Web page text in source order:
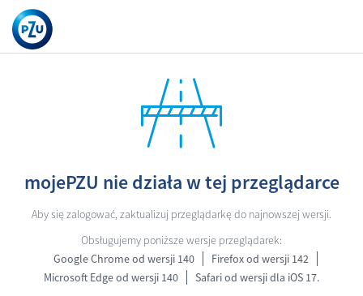
mojePZU nie działa w tej przeglądarce
Aby się zalogować, zaktualizuj przeglądarkę do najnowszej wersji.
Obsługujemy poniższe wersje przeglądarek:
Google Chrome od wersji 140
Firefox od wersji 142
Microsoft Edge od wersji 140
Safari od wersji dla iOS 17.